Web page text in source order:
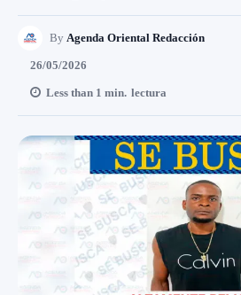
By Agenda Oriental Redacción
26/05/2026
Less than 1 min. lectura